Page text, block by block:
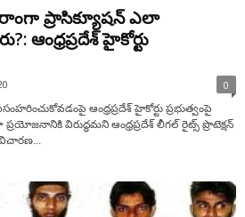
ప్రాసిక్యూషన్ ఎలా
ఆంధ్రప్రదేశ్ హైకోర్టు
0
ఆంధ్రప్రదేశ్ హైకోర్టు ప్రభుత్వంపై
ప్రయోజనానికి విరుద్ధమని ఆంధ్రప్రదేశ్ లీగల్ రైట్స్ ప్రొటెక్షన్